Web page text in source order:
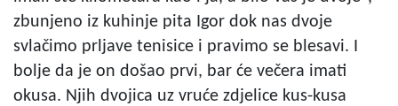
zbunjeno iz kuhinje pita Igor dok nas dvoje
svlačimo prljave tenisice i pravimo se blesavi. I
bolje da je on došao prvi, bar će večera imati
okusa. Njih dvojica uz vruće zdjelice kus-kusa